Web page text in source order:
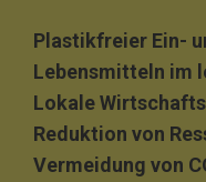
Plastikfreier Ein-
Lebensmitteln im
Lokale
Reduktion von
Vermeidung von